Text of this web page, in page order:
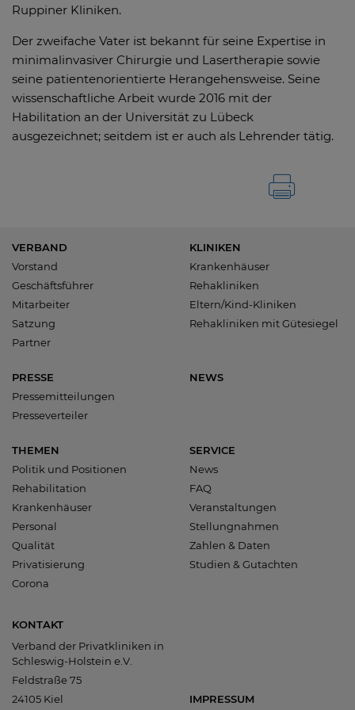
Ruppiner Kliniken.
Der zweifache Vater ist bekannt für seine Expertise in
minimalinvasiver Chirurgie und Lasertherapie sowie
seine patientenorientierte Herangehensweise. Seine
wissenschaftliche Arbeit wurde 2016 mit der
Habilitation an der Universität zu Lübeck
ausgezeichnet; seitdem ist er auch als Lehrender tätig.
VERBAND
Vorstand
Geschäftsführer
Mitarbeiter
Satzung
Partner
KLINIKEN
Krankenhäuser
Rehakliniken
Eltern/Kind-Kliniken
Rehakliniken mit Gütesiegel
PRESSE
Pressemitteilungen
Presseverteiler
NEWS
THEMEN
Politik und Positionen
Rehabilitation
Krankenhäuser
Personal
Qualität
Privatisierung
Corona
SERVICE
News
FAQ
Veranstaltungen
Stellungnahmen
Zahlen & Daten
Studien & Gutachten
KONTAKT
Verband der Privatkliniken in
Schleswig-Holstein e.V.
Feldstraße 75
24105 Kiel
IMPRESSUM